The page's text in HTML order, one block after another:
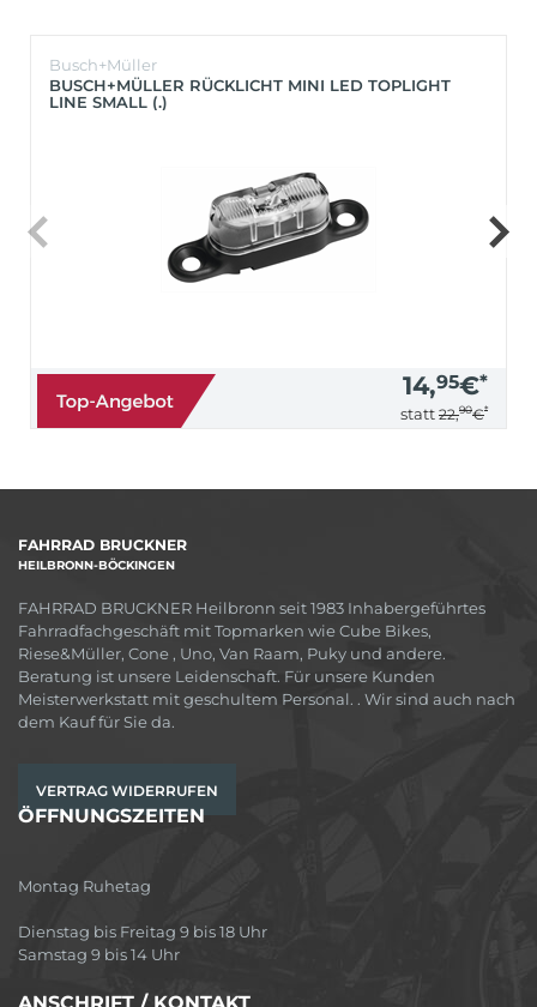
Busch+Müller
BUSCH+MÜLLER RÜCKLICHT MINI LED TOPLIGHT
LINE SMALL (.)
14,95€*
statt 22,90€*
FAHRRAD BRUCKNER
HEILBRONN-BÖCKINGEN
FAHRRAD BRUCKNER Heilbronn seit 1983 Inhabergeführtes
Fahrradfachgeschäft mit Topmarken wie Cube Bikes,
Riese&Müller, Cone , Uno, Van Raam, Puky und andere.
Beratung ist unsere Leidenschaft. Für unsere Kunden
Meisterwerkstatt mit geschultem Personal. . Wir sind auch nach
dem Kauf für Sie da.
VERTRAG WIDERRUFEN
ÖFFNUNGSZEITEN
Montag Ruhetag
Dienstag bis Freitag 9 bis 18 Uhr
Samstag 9 bis 14 Uhr
ANSCHRIFT / KONTAKT